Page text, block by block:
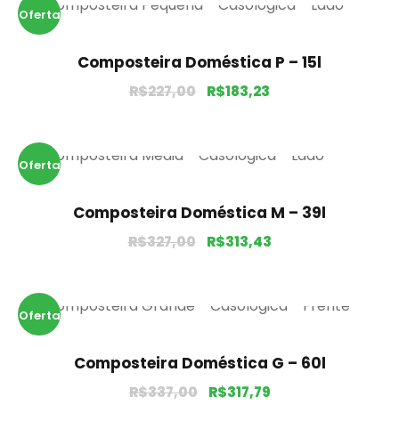
Oferta
Composteira Doméstica P – 15l
R$227,00 R$183,23
Oferta
Composteira Doméstica M – 39l
R$327,00 R$313,43
Oferta
Composteira Doméstica G – 60l
R$337,00 R$317,79